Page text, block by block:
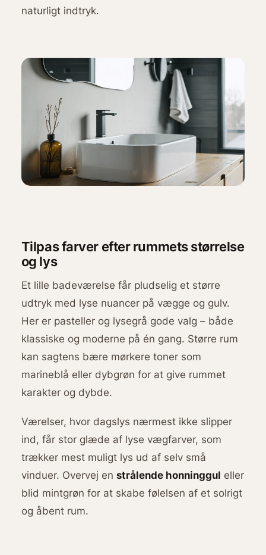
naturligt indtryk.
Tilpas farver efter rummets størrelse
og lys
Et lille badeværelse får pludselig et større
udtryk med lyse nuancer på vægge og gulv.
Her er pasteller og lysegrå gode valg – både
klassiske og moderne på én gang. Større rum
kan sagtens bære mørkere toner som
marineblå eller dybgrøn for at give rummet
karakter og dybde.
Værelser, hvor dagslys nærmest ikke slipper
ind, får stor glæde af lyse vægfarver, som
trækker mest muligt lys ud af selv små
vinduer. Overvej en strålende honninggul eller
blid mintgrøn for at skabe følelsen af et solrigt
og åbent rum.